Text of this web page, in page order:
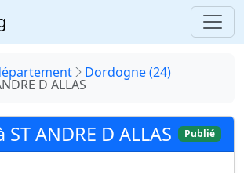
Dordogne (24)
D ALLAS
ANDRE D ALLAS Publié